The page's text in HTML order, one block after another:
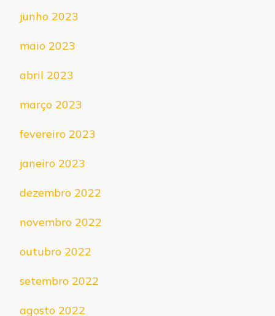
junho 2023
maio 2023
abril 2023
março 2023
fevereiro 2023
janeiro 2023
dezembro 2022
novembro 2022
outubro 2022
setembro 2022
agosto 2022